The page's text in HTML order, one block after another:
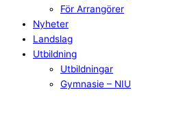
För Arrangörer
Nyheter
Landslag
Utbildning
Utbildningar
Gymnasie – NIU